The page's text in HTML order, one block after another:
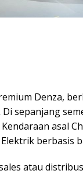
Denza,
sepanjang
asal
berbasis
atau